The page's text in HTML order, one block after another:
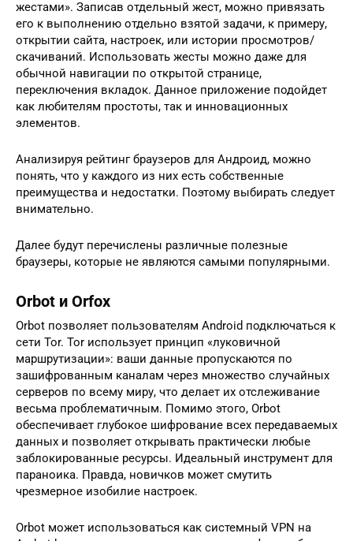
жестами». Записав отдельный жест, можно привязать
его к выполнению отдельно взятой задачи, к примеру,
открытии сайта, настроек, или истории просмотров/
скачиваний. Использовать жесты можно даже для
обычной навигации по открытой странице,
переключения вкладок. Данное приложение подойдет
как любителям простоты, так и инновационных
элементов.
Анализируя рейтинг браузеров для Андроид, можно
понять, что у каждого из них есть собственные
преимущества и недостатки. Поэтому выбирать следует
внимательно.
Далее будут перечислены различные полезные
браузеры, которые не являются самыми популярными.
Orbot и Orfox
Orbot позволяет пользователям Android подключаться к
сети Tor. Tor использует принцип «луковичной
маршрутизации»: ваши данные пропускаются по
зашифрованным каналам через множество случайных
серверов по всему миру, что делает их отслеживание
весьма проблематичным. Помимо этого, Orbot
обеспечивает глубокое шифрование всех передаваемых
данных и позволяет открывать практически любые
заблокированные ресурсы. Идеальный инструмент для
параноика. Правда, новичков может смутить
чрезмерное изобилие настроек.
Orbot может использоваться как системный VPN на